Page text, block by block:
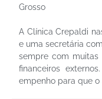
Grosso
A Clínica Crepaldi
e uma secretária
sempre com muitas
financeiros
empenho para que o